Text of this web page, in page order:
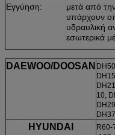
Εγγύηση:
μετά από
υπάρχουν
υδραυλική
εσωτερικά
DAEWOO/DOOSAN
10,
HYUNDAI
R60-